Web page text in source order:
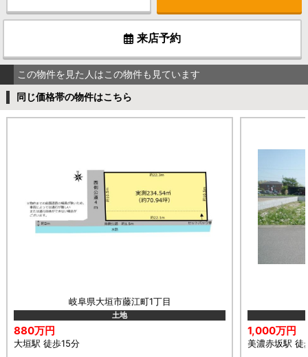
来店予約
この物件を見た人はこの物件も見ています
同じ価格帯の物件はこちら
岐阜県大垣市藤江町1丁目
土地
880万円
大垣駅 徒歩15分
1,000万円
美濃赤坂駅 徒